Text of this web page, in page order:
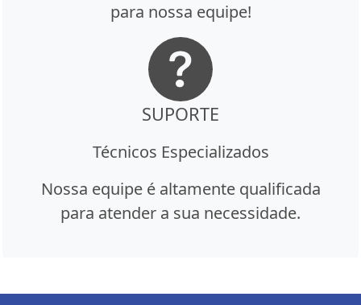
para nossa equipe!
SUPORTE
Técnicos Especializados
Nossa equipe é altamente qualificada
para atender a sua necessidade.